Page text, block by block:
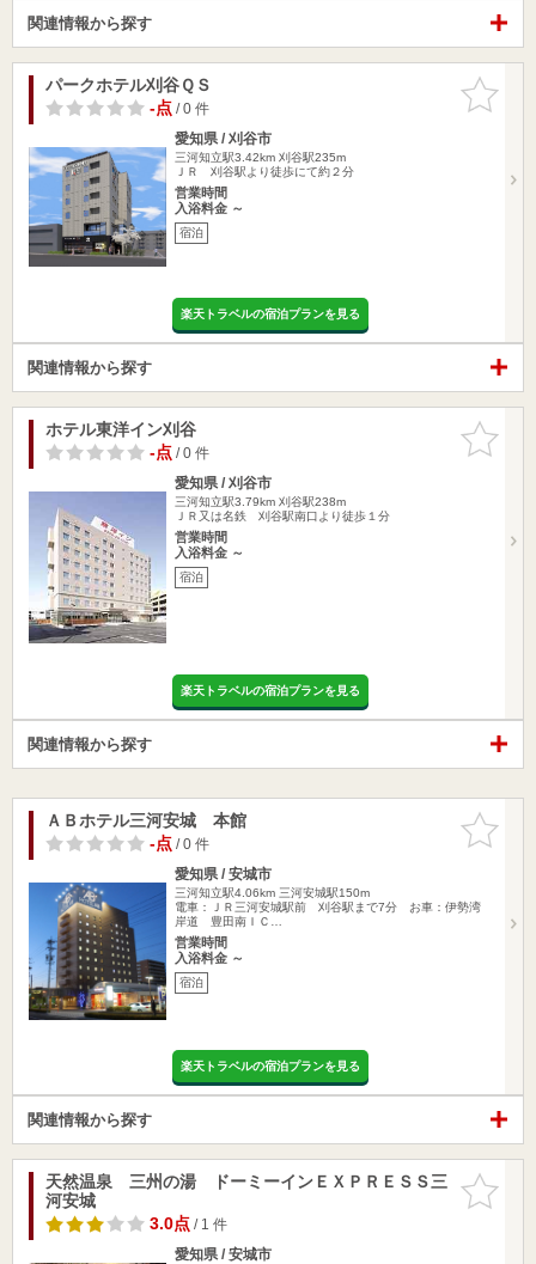
関連情報から探す
お気に入
りに追加
パークホテル刈谷ＱＳ
-点/ 0 件
愛知県 / 刈谷市
三河知立駅3.42km 刈谷駅235m
ＪＲ 刈谷駅より徒歩にて約２分
営業時間
入浴料金 ～
宿泊
楽天トラベルの宿泊プランを見る
関連情報から探す
お気に入
りに追加
ホテル東洋イン刈谷
-点/ 0 件
愛知県 / 刈谷市
三河知立駅3.79km 刈谷駅238m
ＪＲ又は名鉄 刈谷駅南口より徒歩１分
営業時間
入浴料金 ～
宿泊
楽天トラベルの宿泊プランを見る
関連情報から探す
お気に入
りに追加
ＡＢホテル三河安城 本館
-点/ 0 件
愛知県 / 安城市
三河知立駅4.06km 三河安城駅150m
電車：ＪＲ三河安城駅前 刈谷駅まで7分 お車：伊勢湾
岸道 豊田南ＩＣ…
営業時間
入浴料金 ～
宿泊
楽天トラベルの宿泊プランを見る
関連情報から探す
お気に入
りに追加
天然温泉 三州の湯 ドーミーインＥＸＰＲＥＳＳ三
河安城
3.0点/ 1 件
愛知県 / 安城市